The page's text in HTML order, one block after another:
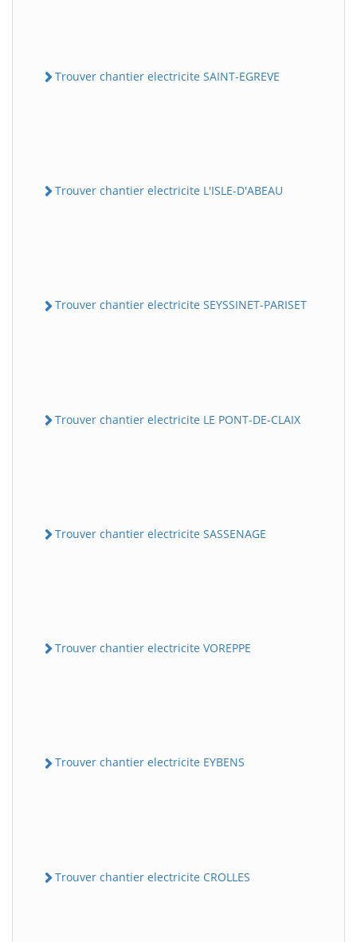
Trouver chantier electricite SAINT-EGREVE
Trouver chantier electricite L'ISLE-D'ABEAU
Trouver chantier electricite SEYSSINET-PARISET
Trouver chantier electricite LE PONT-DE-CLAIX
Trouver chantier electricite SASSENAGE
Trouver chantier electricite VOREPPE
Trouver chantier electricite EYBENS
Trouver chantier electricite CROLLES